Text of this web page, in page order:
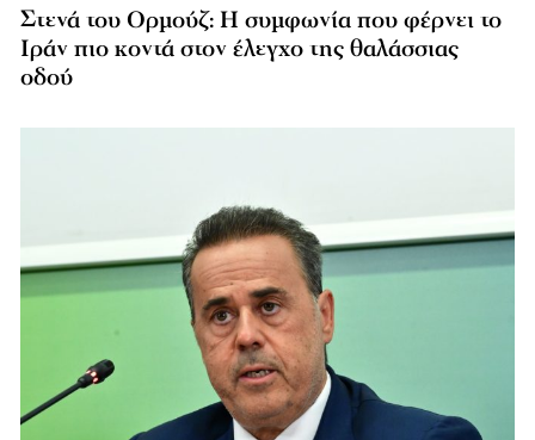
Στενά του Ορμούζ: Η συμφωνία που φέρνει το
Ιράν πιο κοντά στον έλεγχο της θαλάσσιας
οδού